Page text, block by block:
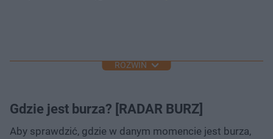
ROZWIŃ
Gdzie jest burza? [RADAR BURZ]
Aby sprawdzić, gdzie w danym momencie jest burza,